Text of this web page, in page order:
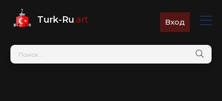
Turk-Ru.art Вход